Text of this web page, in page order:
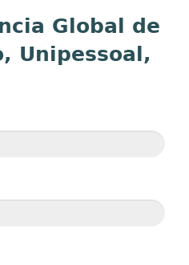
Global de
Unipessoal,